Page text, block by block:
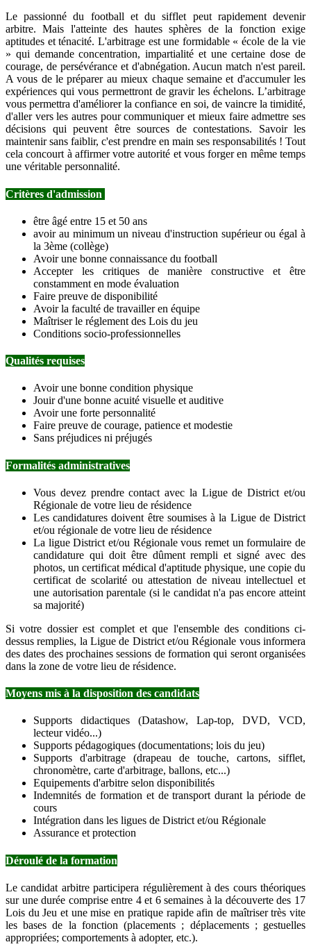
Le passionné du football et du sifflet peut rapidement devenir
arbitre. Mais l'atteinte des hautes sphères de la fonction exige
aptitudes et ténacité. L'arbitrage est une formidable « école de la vie
» qui demande concentration, impartialité et une certaine dose de
courage, de persévérance et d'abnégation. Aucun match n'est pareil.
A vous de le préparer au mieux chaque semaine et d'accumuler les
expériences qui vous permettront de gravir les échelons. L’arbitrage
vous permettra d'améliorer la confiance en soi, de vaincre la timidité,
d'aller vers les autres pour communiquer et mieux faire admettre ses
décisions qui peuvent être sources de contestations. Savoir les
maintenir sans faiblir, c'est prendre en main ses responsabilités ! Tout
cela concourt à affirmer votre autorité et vous forger en même temps
une véritable personnalité.
Critères d'admission
être âgé entre 15 et 50 ans
avoir au minimum un niveau d'instruction supérieur ou égal à
la 3ème (collège)
Avoir une bonne connaissance du football
Accepter les critiques de manière constructive et être
constamment en mode évaluation
Faire preuve de disponibilité
Avoir la faculté de travailler en équipe
Maîtriser le réglement des Lois du jeu
Conditions socio-professionnelles
Qualités requises
Avoir une bonne condition physique
Jouir d'une bonne acuité visuelle et auditive
Avoir une forte personnalité
Faire preuve de courage, patience et modestie
Sans préjudices ni préjugés
Formalités administratives
Vous devez prendre contact avec la Ligue de District et/ou
Régionale de votre lieu de résidence
Les candidatures doivent être soumises à la Ligue de District
et/ou régionale de votre lieu de résidence
La ligue District et/ou Régionale vous remet un formulaire de
candidature qui doit être dûment rempli et signé avec des
photos, un certificat médical d'aptitude physique, une copie du
certificat de scolarité ou attestation de niveau intellectuel et
une autorisation parentale (si le candidat n'a pas encore atteint
sa majorité)
Si votre dossier est complet et que l'ensemble des conditions ci-
dessus remplies, la Ligue de District et/ou Régionale vous informera
des dates des prochaines sessions de formation qui seront organisées
dans la zone de votre lieu de résidence.
Moyens mis à la disposition des candidats
Supports didactiques (Datashow, Lap-top, DVD, VCD,
lecteur vidéo...)
Supports pédagogiques (documentations; lois du jeu)
Supports d'arbitrage (drapeau de touche, cartons, sifflet,
chronomètre, carte d'arbitrage, ballons, etc...)
Equipements d'arbitre selon disponibilités
Indemnités de formation et de transport durant la période de
cours
Intégration dans les ligues de District et/ou Régionale
Assurance et protection
Déroulé de la formation
Le candidat arbitre participera régulièrement à des cours théoriques
sur une durée comprise entre 4 et 6 semaines à la découverte des 17
Lois du Jeu et une mise en pratique rapide afin de maîtriser très vite
les bases de la fonction (placements ; déplacements ; gestuelles
appropriées; comportements à adopter, etc.).